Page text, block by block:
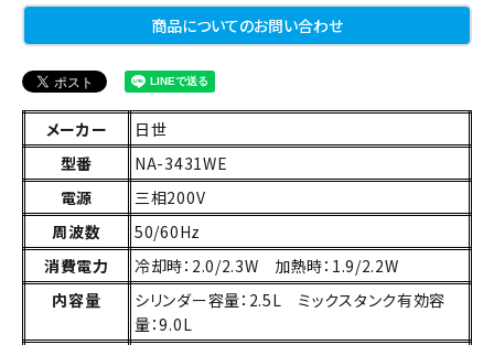
商品についてのお問い合わせ
メーカー
日世
型番
NA-3431WE
電源
三相200V
周波数
50/60Hz
消費電力
冷却時：2.0/2.3W 加熱時：1.9/2.2W
内容量
シリンダー容量：2.5L ミックスタンク有効容
量：9.0L